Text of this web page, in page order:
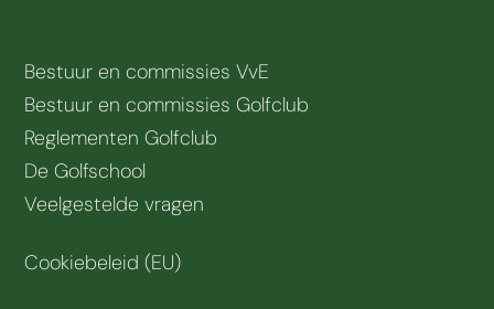
Bestuur en commissies VvE
Bestuur en commissies Golfclub
Reglementen Golfclub
De Golfschool
Veelgestelde vragen
Cookiebeleid (EU)